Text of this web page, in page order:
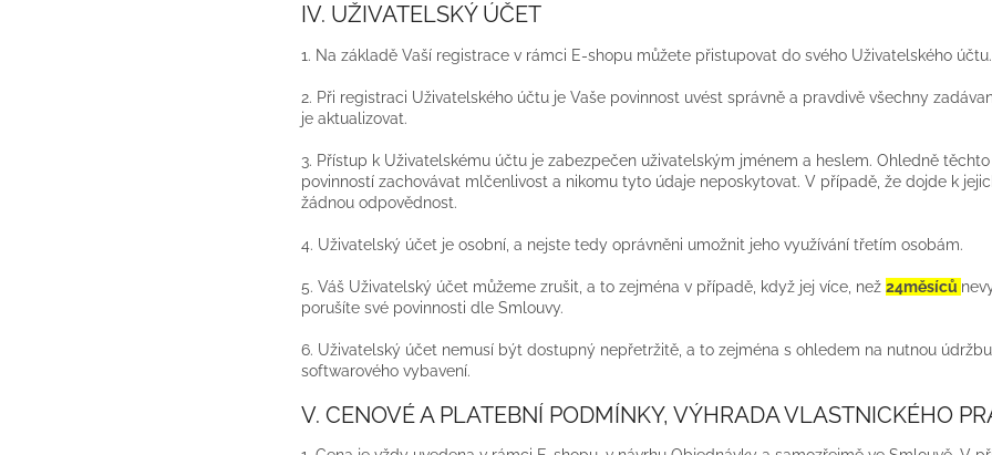
IV. UŽIVATELSKÝ ÚČET
1. Na základě Vaší registrace v rámci E-shopu můžete přistupovat do svého Uživatelského účtu.
2. Při registraci Uživatelského účtu je Vaše povinnost uvést správně a pravdivě všechny
je aktualizovat.
3. Přístup k Uživatelskému účtu je zabezpečen uživatelským jménem a heslem. Ohledně
povinností zachovávat mlčenlivost a nikomu tyto údaje neposkytovat. V případě, že dojde k
žádnou odpovědnost.
4. Uživatelský účet je osobní, a nejste tedy oprávněni umožnit jeho využívání třetím osobám.
5. Váš Uživatelský účet můžeme zrušit, a to zejména v případě, když jej více, než 24měsíců
porušíte své povinnosti dle Smlouvy.
6. Uživatelský účet nemusí být dostupný nepřetržitě, a to zejména s ohledem na nutnou
softwarového vybavení.
V. CENOVÉ A PLATEBNÍ PODMÍNKY, VÝHRADA VLASTNICKÉHO